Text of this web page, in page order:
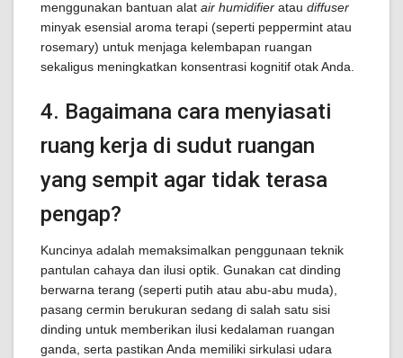
menggunakan bantuan alat air humidifier atau diffuser
minyak esensial aroma terapi (seperti peppermint atau
rosemary) untuk menjaga kelembapan ruangan
sekaligus meningkatkan konsentrasi kognitif otak Anda.
4. Bagaimana cara menyiasati
ruang kerja di sudut ruangan
yang sempit agar tidak terasa
pengap?
Kuncinya adalah memaksimalkan penggunaan teknik
pantulan cahaya dan ilusi optik. Gunakan cat dinding
berwarna terang (seperti putih atau abu-abu muda),
pasang cermin berukuran sedang di salah satu sisi
dinding untuk memberikan ilusi kedalaman ruangan
ganda, serta pastikan Anda memiliki sirkulasi udara